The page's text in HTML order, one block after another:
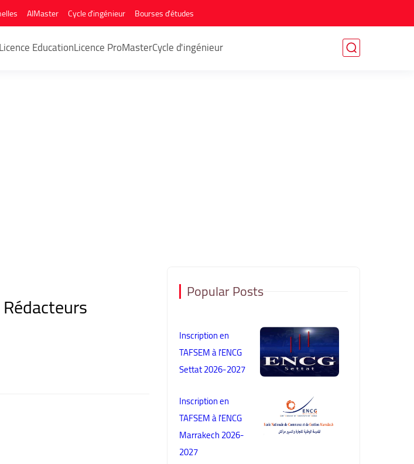
AlMaster Cycle d'ingénieur Bourses d'études
Licence EducationLicence ProMasterCycle d'ingénieur
Popular Posts
Inscription en
TAFSEM à l'ENCG
Settat 2026-2027
Inscription en
TAFSEM à l'ENCG
Marrakech 2026-
2027